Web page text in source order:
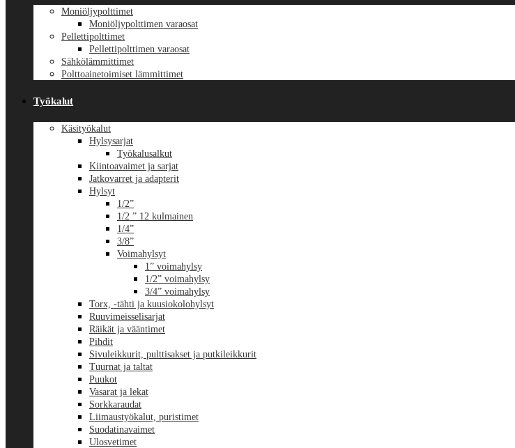
Moniöljypolttimet
Moniöljypolttimen varaosat
Pellettipolttimet
Pellettipolttimen varaosat
Sähkölämmittimet
Polttoainetoimiset lämmittimet
Työkalut
Käsityökalut
Hylsysarjat
Työkalusalkut
Kiintoavaimet ja sarjat
Jatkovarret ja adapterit
Hylsyt
1/2”
1/2 ” 12 kulmainen
1/4”
3/8”
Voimahylsyt
1” voimahylsy
1/2” voimahylsy
3/4” voimahylsy
Torx, -tähti ja kuusiokolohylsyt
Ruuvimeisselisarjat
Räikät ja vääntimet
Pihdit
Sivuleikkurit, pulttisakset ja putkileikkurit
Tuurnat ja taltat
Puukot
Vasarat ja lekat
Sorkkaraudat
Liimaustyökalut, puristimet
Suodatinavaimet
Ulosvetimet